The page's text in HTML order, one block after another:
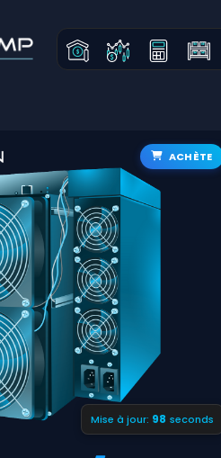
ACHÈTE
Mise à jour: 97 seconds